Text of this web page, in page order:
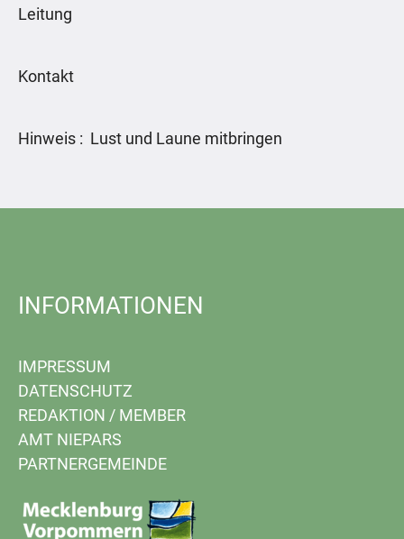
Leitung
Kontakt
Hinweis : Lust und Laune mitbringen
INFORMATIONEN
IMPRESSUM
DATENSCHUTZ
REDAKTION / MEMBER
AMT NIEPARS
PARTNERGEMEINDE